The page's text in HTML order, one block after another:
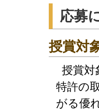
応募
授賞対
授賞対
特許の
がる優